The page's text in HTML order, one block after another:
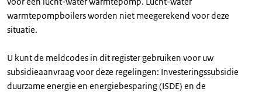
warmtepompboilers worden niet meegerekend voor deze
situatie.
U kunt de meldcodes in dit register gebruiken voor uw
subsidieaanvraag voor deze regelingen: Investeringssubsidie
duurzame energie en energiebesparing (ISDE) en de